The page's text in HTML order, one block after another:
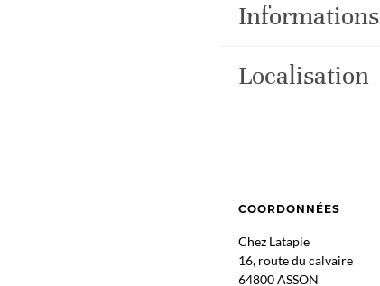
Informations
Localisation
COORDONNÉES
Chez Latapie
16, route du calvaire
64800 ASSON